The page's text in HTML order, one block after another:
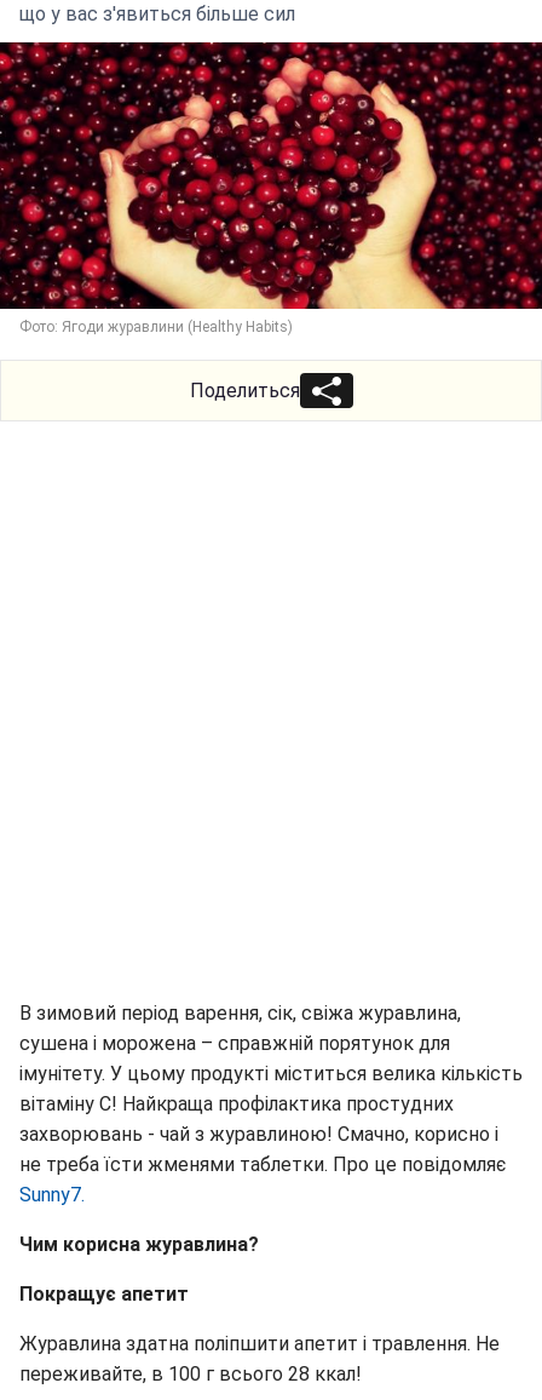
що у вас з'явиться більше сил
Фото: Ягоди журавлини (Healthy Habits)
Поделиться
В зимовий період варення, сік, свіжа журавлина,
сушена і морожена – справжній порятунок для
імунітету. У цьому продукті міститься велика кількість
вітаміну С! Найкраща профілактика простудних
захворювань - чай з журавлиною! Смачно, корисно і
не треба їсти жменями таблетки. Про це повідомляє
Sunny7.
Чим корисна журавлина?
Покращує апетит
Журавлина здатна поліпшити апетит і травлення. Не
переживайте, в 100 г всього 28 ккал!